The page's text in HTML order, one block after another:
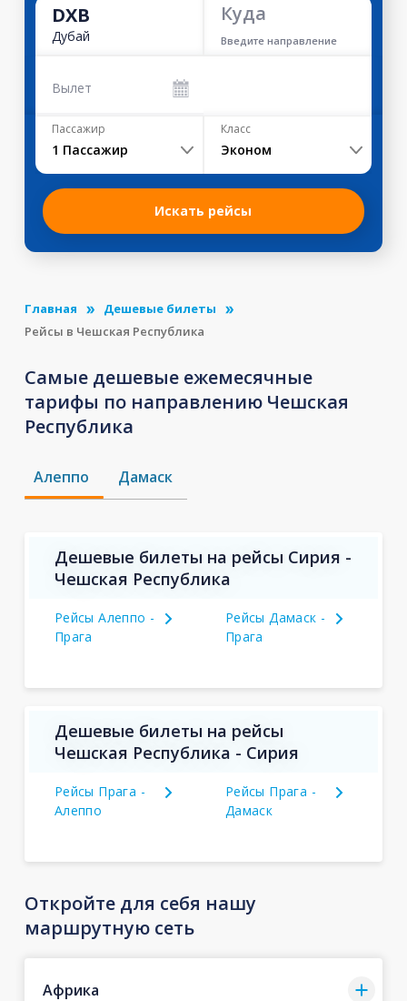
DXB
Дубай
Куда
Введите направление
Вылет
Пассажир
1 Пассажир
Класс
Эконом
Искать рейсы
Главная
Дешевые билеты
Рейсы в Чешская Республика
Самые дешевые ежемесячные
тарифы по направлению Чешская
Республика
Алеппо Дамаск
Дешевые билеты на рейсы Сирия -
Чешская Республика
Рейсы Алеппо -
Прага
Рейсы Дамаск -
Прага
Дешевые билеты на рейсы
Чешская Республика - Сирия
Рейсы Прага -
Алеппо
Рейсы Прага -
Дамаск
Откройте для себя нашу
маршрутную сеть
Африка